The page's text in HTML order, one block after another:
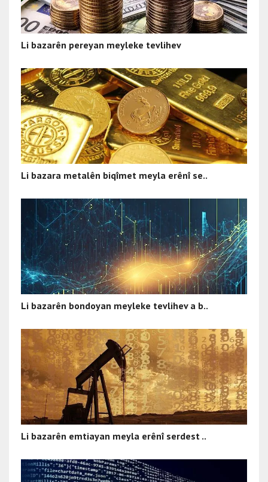
Li bazarên pereyan meyleke tevlihev
Li bazara metalên biqîmet meyla erênî se..
Li bazarên bondoyan meyleke tevlihev a b..
Li bazarên emtiayan meyla erênî serdest ..